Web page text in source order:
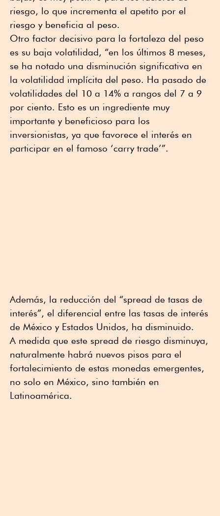
riesgo, lo que incrementa el apetito por el
riesgo y beneficia al peso.
Otro factor decisivo para la fortaleza del peso
es su baja volatilidad, “en los últimos 8 meses,
se ha notado una disminución significativa en
la volatilidad implícita del peso. Ha pasado de
volatilidades del 10 a 14% a rangos del 7 a 9
por ciento. Esto es un ingrediente muy
importante y beneficioso para los
inversionistas, ya que favorece el interés en
participar en el famoso ‘carry trade’”.
Además, la reducción del “spread de tasas de
interés”, el diferencial entre las tasas de interés
de México y Estados Unidos, ha disminuido.
A medida que este spread de riesgo disminuya,
naturalmente habrá nuevos pisos para el
fortalecimiento de estas monedas emergentes,
no solo en México, sino también en
Latinoamérica.